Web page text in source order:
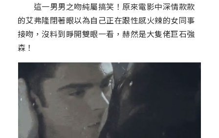
這一男男之吻純屬搞笑！原來電影中深情款款
的艾弗隆閉著眼以為自己正在跟性感火辣的女同事
接吻，沒料到睜開雙眼一看，赫然是大隻佬巨石強
森！